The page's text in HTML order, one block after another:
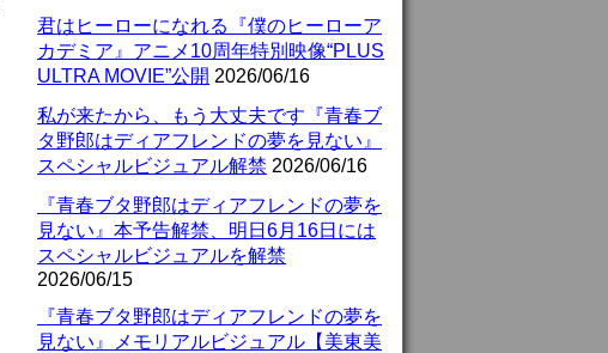
君はヒーローになれる『僕のヒーローア
カデミア』アニメ10周年特別映像“PLUS
ULTRA MOVIE”公開 2026/06/16
私が来たから、もう大丈夫です『青春ブ
タ野郎はディアフレンドの夢を見ない』
スペシャルビジュアル解禁 2026/06/16
『青春ブタ野郎はディアフレンドの夢を
見ない』本予告解禁、明日6月16日には
スペシャルビジュアルを解禁
2026/06/15
『青春ブタ野郎はディアフレンドの夢を
見ない』メモリアルビジュアル【美東美